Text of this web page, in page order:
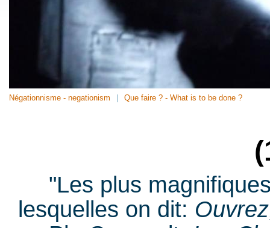
Négationnisme - negationism Que faire ? - What is to be done ?
"Les plus
lesquelles on dit: